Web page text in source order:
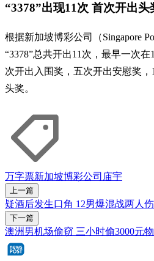
“3378”出现11次 首次开出头
根据新加坡博彩公司（Singapore
“3378”总共开出11次，最早一次
次开出入围奖，五次开出安慰奖
头奖。
万字票新加坡博彩公司 庙宇
上一篇
疑酒后发生口角 12男爆混战两人伤
下一篇
澳洲男机场偷窃 三小时偷3000元